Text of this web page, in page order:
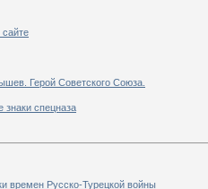
Герой Советского Союза.
спецназа
времен Русско-Турецкой войны